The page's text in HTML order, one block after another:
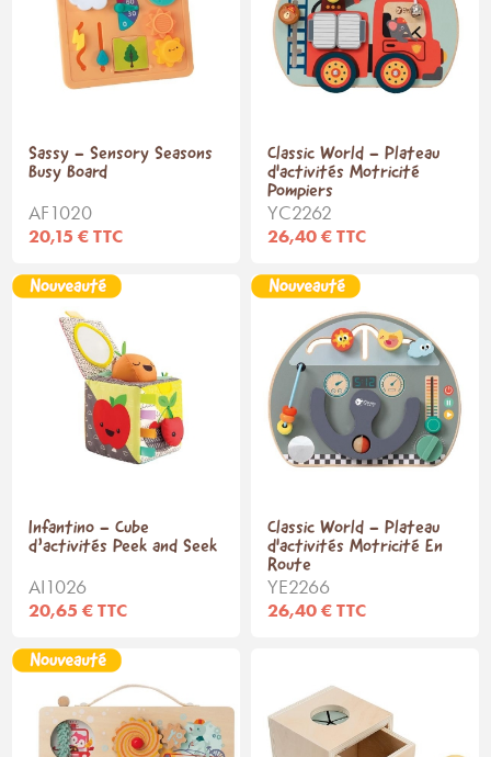
Sassy - Sensory Seasons
Busy Board
AF1020
20,15 € TTC
Classic World - Plateau
d'activités Motricité
Pompiers
YC2262
26,40 € TTC
Infantino - Cube
d’activités Peek and Seek
AI1026
20,65 € TTC
Classic World - Plateau
d'activités Motricité En
Route
YE2266
26,40 € TTC